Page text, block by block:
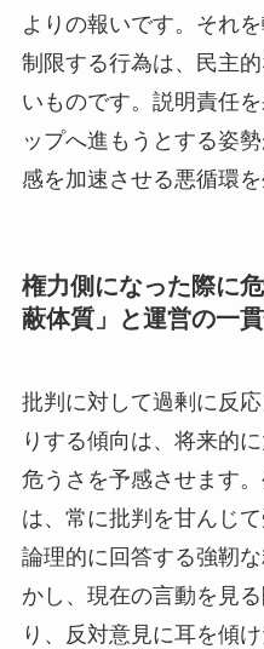
よりの報いです。それ
制限する行為は、民主
いものです。説明責任
ップへ進もうとする姿
感を加速させる悪循環を
権力側になった際に
蔽体質」と運営の一
批判に対して過剰に反
りする傾向は、将来的
危うさを予感させます
は、常に批判を甘んじ
論理的に回答する強靭
かし、現在の言動を見
り、反対意見に耳を傾